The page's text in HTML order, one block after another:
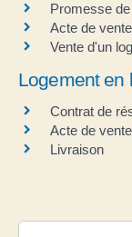
Promesse
Acte de vente
Vente d'un
Logement en
Contrat de
Acte de vente
Livraison